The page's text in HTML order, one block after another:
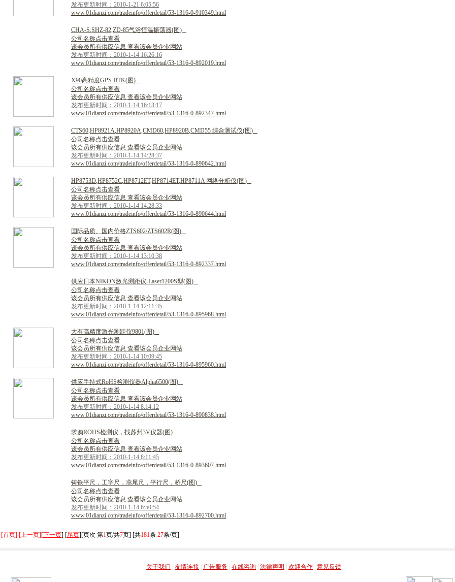
发布更新时间：2010-1-21 6:05:56
www.01dianzi.com/tradeinfo/offerdetail/53-1316-0-910349.html
CHA-S,SHZ-82,ZD-85气浴恒温振荡器(图)
公司名称点击查看
该会员所有供应信息 查看该会员企业网站
发布更新时间：2010-1-14 16:26:16
www.01dianzi.com/tradeinfo/offerdetail/53-1316-0-892019.html
X90高精度GPS-RTK(图)
公司名称点击查看
该会员所有供应信息 查看该会员企业网站
发布更新时间：2010-1-14 16:13:17
www.01dianzi.com/tradeinfo/offerdetail/53-1316-0-892347.html
CTS60,HP8921A,HP8920A,CMD60,HP8920B,CMD55 综合测试仪(图)
公司名称点击查看
该会员所有供应信息 查看该会员企业网站
发布更新时间：2010-1-14 14:28:37
www.01dianzi.com/tradeinfo/offerdetail/53-1316-0-890642.html
HP8753D,HP8752C,HP8712ET,HP8714ET,HP8711A 网络分析仪(图)
公司名称点击查看
该会员所有供应信息 查看该会员企业网站
发布更新时间：2010-1-14 14:28:33
www.01dianzi.com/tradeinfo/offerdetail/53-1316-0-890644.html
国 际品质、 国 内价格ZTS602/ZTS602R(图)
公司名称点击查看
该会员所有供应信息 查看该会员企业网站
发布更新时间：2010-1-14 13:10:38
www.01dianzi.com/tradeinfo/offerdetail/53-1316-0-892337.html
供应日 本NIKON激光测距仪-Laser1200S型(图)
公司名称点击查看
该会员所有供应信息 查看该会员企业网站
发布更新时间：2010-1-14 12:11:35
www.01dianzi.com/tradeinfo/offerdetail/53-1316-0-895968.html
大有高精度激光测距仪9801(图)
公司名称点击查看
该会员所有供应信息 查看该会员企业网站
发布更新时间：2010-1-14 10:09:45
www.01dianzi.com/tradeinfo/offerdetail/53-1316-0-895960.html
供应手持式RoHS检测仪器Alpha6500(图)
公司名称点击查看
该会员所有供应信息 查看该会员企业网站
发布更新时间：2010-1-14 8:14:12
www.01dianzi.com/tradeinfo/offerdetail/53-1316-0-890838.html
求购ROHS检测仪 ， 找苏州3V仪器(图)
公司名称点击查看
该会员所有供应信息 查看该会员企业网站
发布更新时间：2010-1-14 8:11:45
www.01dianzi.com/tradeinfo/offerdetail/53-1316-0-893607.html
铸铁平尺 ， 工字尺 ， 燕尾尺 ， 平行尺 ， 桥尺(图)
公司名称点击查看
该会员所有供应信息 查看该会员企业网站
发布更新时间：2010-1-14 6:50:54
www.01dianzi.com/tradeinfo/offerdetail/53-1316-0-892700.html
[首页] [上一页][下一页] [尾页][页次 第1页/共7页] [共181条 27条/页]
关于我们
友情连接 广告服务 在线咨询 法律声明 欢迎合作 意见反馈